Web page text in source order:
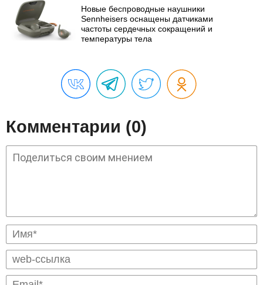
Новые беспроводные наушники
Sennheisers оснащены датчиками
частоты сердечных сокращений и
температуры тела
Комментарии (0)